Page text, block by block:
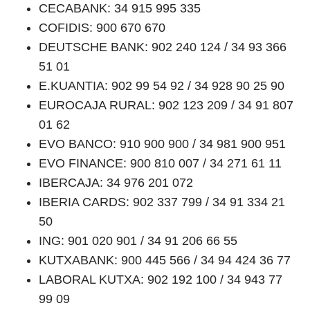
CECABANK: 34 915 995 335
COFIDIS: 900 670 670
DEUTSCHE BANK: 902 240 124 / 34 93 366
51 01
E.KUANTIA: 902 99 54 92 / 34 928 90 25 90
EUROCAJA RURAL: 902 123 209 / 34 91 807
01 62
EVO BANCO: 910 900 900 / 34 981 900 951
EVO FINANCE: 900 810 007 / 34 271 61 11
IBERCAJA: 34 976 201 072
IBERIA CARDS: 902 337 799 / 34 91 334 21
50
ING: 901 020 901 / 34 91 206 66 55
KUTXABANK: 900 445 566 / 34 94 424 36 77
LABORAL KUTXA: 902 192 100 / 34 943 77
99 09